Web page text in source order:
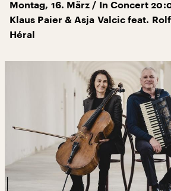
Montag, 16. März / In Concert
Klaus Paier & Asja Valcic feat.
Héral